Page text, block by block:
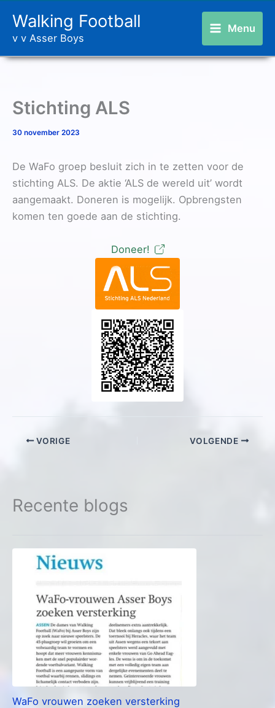
naar
inhoud
Walking Football
v v Asser Boys
Menu
Stichting ALS
30 november 2023
De WaFo groep besluit zich in te zetten voor de
stichting ALS. De aktie ‘ALS de wereld uit’ wordt
aangemaakt. Doneren is mogelijk. Opbrengsten
komen ten goede aan de stichting.
Doneer!
VORIGE VOLGENDE
Recente blogs
WaFo vrouwen zoeken versterking